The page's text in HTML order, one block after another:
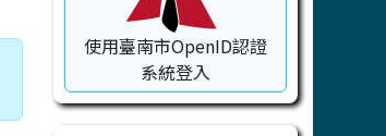
使用臺南市OpenID認證
系統登入